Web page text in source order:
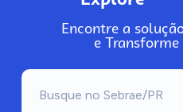
Encontre a
e